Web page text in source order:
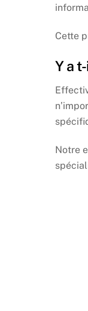
Cette
Y a
Notre